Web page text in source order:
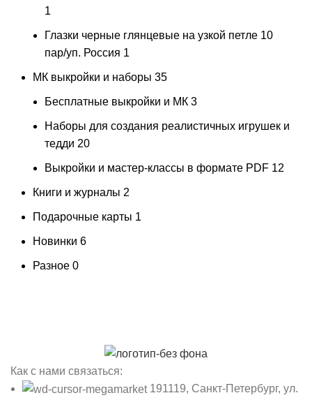
1
Глазки черные глянцевые на узкой петле 10
пар/уп. Россия 1
МК выкройки и наборы 35
Бесплатные выкройки и МК 3
Наборы для создания реалистичных игрушек и
тедди 20
Выкройки и мастер-классы в формате PDF 12
Книги и журналы 2
Подарочные карты 1
Новинки 6
Разное 0
Как с нами связаться:
191119, Санкт-Петербург, ул.